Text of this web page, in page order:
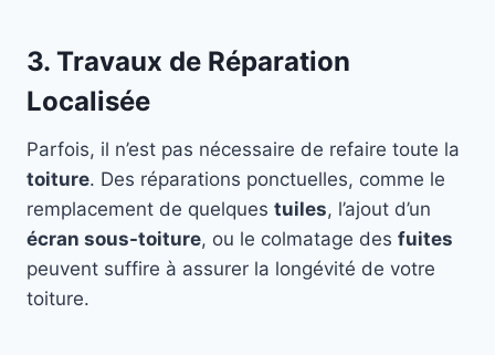
3. Travaux de Réparation
Localisée
Parfois, il n’est pas nécessaire de refaire toute la
toiture. Des réparations ponctuelles, comme le
remplacement de quelques tuiles, l’ajout d’un
écran sous-toiture, ou le colmatage des fuites
peuvent suffire à assurer la longévité de votre
toiture.